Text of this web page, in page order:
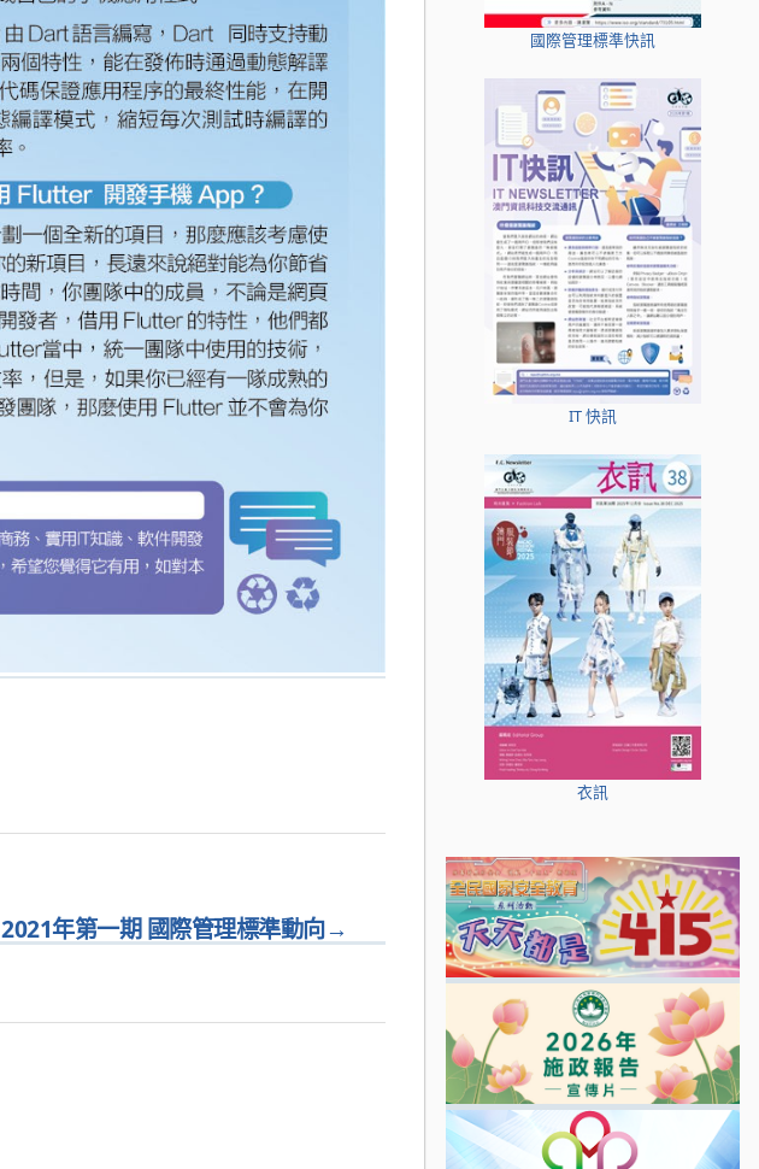
→
2021年第一期 國際管理標準動向
國際管理標準快訊
IT 快訊
衣訊